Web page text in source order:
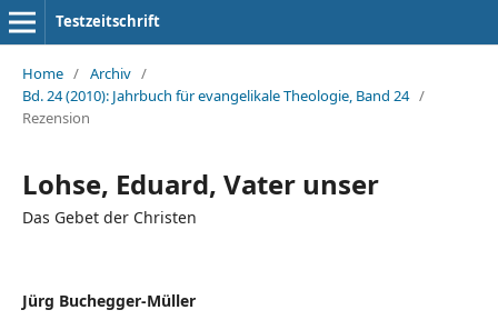
Testzeitschrift
Home / Archiv /
Bd. 24 (2010): Jahrbuch für evangelikale Theologie, Band 24 /
Rezension
Lohse, Eduard, Vater unser
Das Gebet der Christen
Jürg Buchegger-Müller